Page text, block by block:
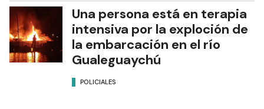
Una persona está en terapia
intensiva por la exploción de
la embarcación en el río
Gualeguaychú
POLICIALES